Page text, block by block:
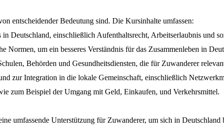
entscheidender Bedeutung sind. Die Kursinhalte umfassen:
Deutschland, einschließlich Aufenthaltsrecht, Arbeitserlaubnis und
Normen, um ein besseres Verständnis für das Zusammenleben in
Behörden und Gesundheitsdiensten, die für Zuwanderer
zur Integration in die lokale Gemeinschaft, einschließlich
zum Beispiel der Umgang mit Geld, Einkaufen, und Verkehrsmittel.
umfassende Unterstützung für Zuwanderer, um sich in Deutschland